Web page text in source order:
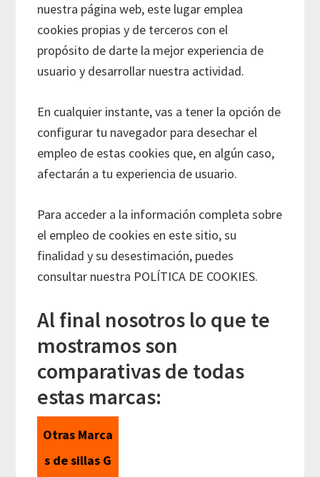
nuestra página web, este lugar emplea
cookies propias y de terceros con el
propósito de darte la mejor experiencia de
usuario y desarrollar nuestra actividad.
En cualquier instante, vas a tener la opción de
configurar tu navegador para desechar el
empleo de estas cookies que, en algún caso,
afectarán a tu experiencia de usuario.
Para acceder a la información completa sobre
el empleo de cookies en este sitio, su
finalidad y su desestimación, puedes
consultar nuestra POLÍTICA DE COOKIES.
Al final nosotros lo que te
mostramos son
comparativas de todas
estas marcas:
Otras Marca
s de sillas G